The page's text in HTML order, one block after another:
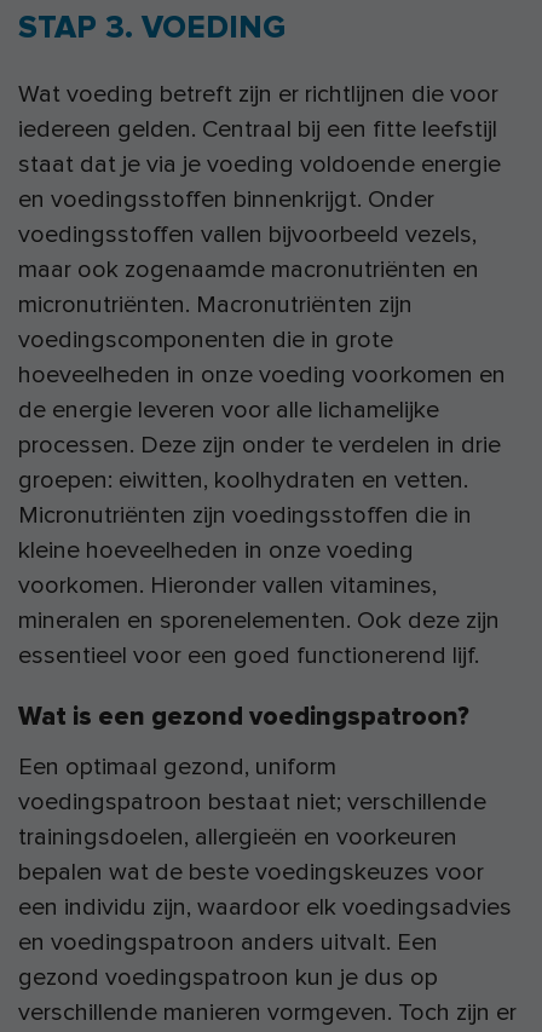
STAP 3. VOEDING
Wat voeding betreft zijn er richtlijnen die voor
iedereen gelden. Centraal bij een fitte leefstijl
staat dat je via je voeding voldoende energie
en voedingsstoffen binnenkrijgt. Onder
voedingsstoffen vallen bijvoorbeeld vezels,
maar ook zogenaamde macronutriënten en
micronutriënten. Macronutriënten zijn
voedingscomponenten die in grote
hoeveelheden in onze voeding voorkomen en
de energie leveren voor alle lichamelijke
processen. Deze zijn onder te verdelen in drie
groepen: eiwitten, koolhydraten en vetten.
Micronutriënten zijn voedingsstoffen die in
kleine hoeveelheden in onze voeding
voorkomen. Hieronder vallen vitamines,
mineralen en sporenelementen. Ook deze zijn
essentieel voor een goed functionerend lijf.
Wat is een gezond voedingspatroon?
Een optimaal gezond, uniform
voedingspatroon bestaat niet; verschillende
trainingsdoelen, allergieën en voorkeuren
bepalen wat de beste voedingskeuzes voor
een individu zijn, waardoor elk voedingsadvies
en voedingspatroon anders uitvalt. Een
gezond voedingspatroon kun je dus op
verschillende manieren vormgeven. Toch zijn er